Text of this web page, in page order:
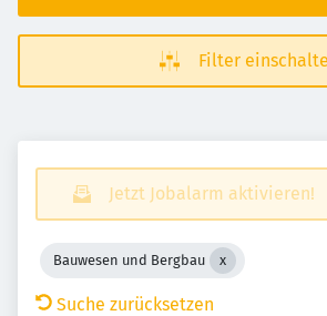
Filter
Jetzt Jobalarm aktivieren!
Bauwesen und Bergbau
Suche zurücksetzen